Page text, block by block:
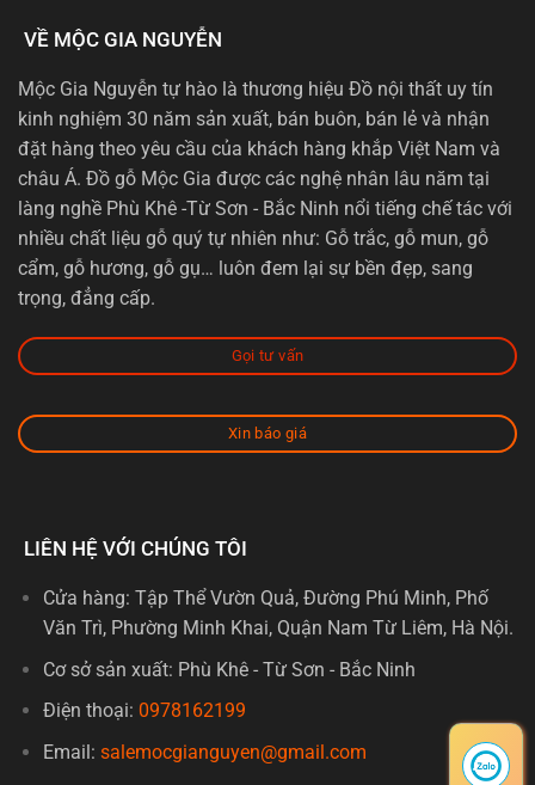
VỀ MỘC GIA NGUYỄN
Mộc Gia Nguyễn tự hào là thương hiệu Đồ nội thất uy tín
kinh nghiệm 30 năm sản xuất, bán buôn, bán lẻ và nhận
đặt hàng theo yêu cầu của khách hàng khắp Việt Nam và
châu Á. Đồ gỗ Mộc Gia được các nghệ nhân lâu năm tại
làng nghề Phù Khê -Từ Sơn - Bắc Ninh nổi tiếng chế tác với
nhiều chất liệu gỗ quý tự nhiên như: Gỗ trắc, gỗ mun, gỗ
cẩm, gỗ hương, gỗ gụ… luôn đem lại sự bền đẹp, sang
trọng, đẳng cấp.
Gọi tư vấn
Xin báo giá
LIÊN HỆ VỚI CHÚNG TÔI
Cửa hàng: Tập Thể Vườn Quả, Đường Phú Minh, Phố
Văn Trì, Phường Minh Khai, Quận Nam Từ Liêm, Hà Nội.
Cơ sở sản xuất: Phù Khê - Từ Sơn - Bắc Ninh
Điện thoại: 0978162199
Email: salemocgianguyen@gmail.com